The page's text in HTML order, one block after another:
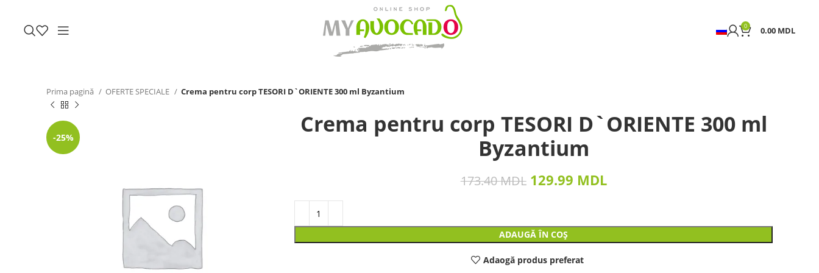
0 0.00 MDL
Prima pagină OFERTE SPECIALE Crema pentru corp TESORI D`ORIENTE 300 ml Byzantium
-25%
Crema pentru corp TESORI D`ORIENTE 300 ml
Byzantium
173.40MDL 129.99 MDL
ADAUGĂ ÎN COȘ
Adaogă produs preferat